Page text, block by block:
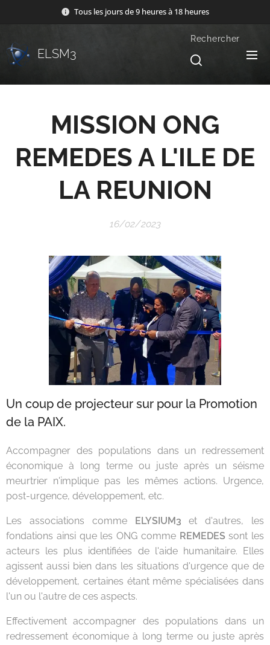
Tous les jours de 9 heures à 18 heures
ELSM3
Rechercher
MISSION ONG
REMEDES A L'ILE DE
LA REUNION
16/02/2023
Un coup de projecteur sur pour la Promotion
de la PAIX.
Accompagner des populations dans un redressement
économique à long terme ou juste après un séisme
meurtrier n'implique pas les mêmes actions. Urgence,
post-urgence, développement, etc.
Les associations comme ELYSIUM3 et d'autres, les
fondations ainsi que les ONG comme REMEDESsont les
acteurs les plus identifiées de l'aide humanitaire. Elles
agissent aussi bien dans les situations d'urgence que de
développement, certaines étant même spécialisées dans
l'un ou l'autre de ces aspects.
Effectivement accompagner des populations dans un
redressement économique à long terme ou juste après